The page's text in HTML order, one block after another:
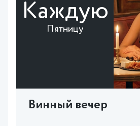
Каждую
Пятницу
Винный вечер